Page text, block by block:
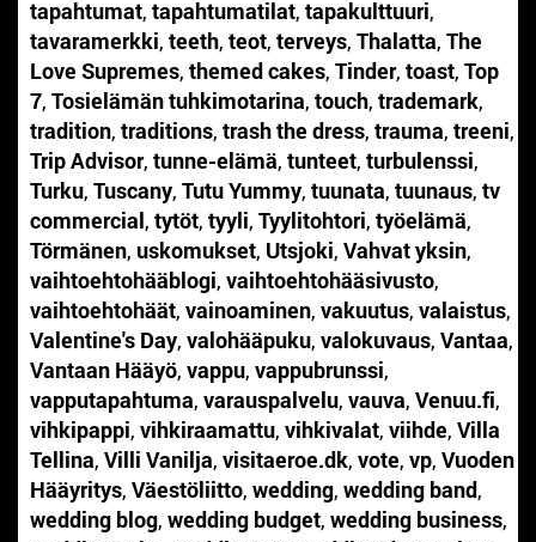
tapahtumat, tapahtumatilat, tapakulttuuri,
tavaramerkki, teeth, teot, terveys, Thalatta, The
Love Supremes, themed cakes, Tinder, toast, Top
7, Tosielämän tuhkimotarina, touch, trademark,
tradition, traditions, trash the dress, trauma, treeni,
Trip Advisor, tunne-elämä, tunteet, turbulenssi,
Turku, Tuscany, Tutu Yummy, tuunata, tuunaus, tv
commercial, tytöt, tyyli, Tyylitohtori, työelämä,
Törmänen, uskomukset, Utsjoki, Vahvat yksin,
vaihtoehtohääblogi, vaihtoehtohääsivusto,
vaihtoehtohäät, vainoaminen, vakuutus, valaistus,
Valentine's Day, valohääpuku, valokuvaus, Vantaa,
Vantaan Hääyö, vappu, vappubrunssi,
vapputapahtuma, varauspalvelu, vauva, Venuu.fi,
vihkipappi, vihkiraamattu, vihkivalat, viihde, Villa
Tellina, Villi Vanilja, visitaeroe.dk, vote, vp, Vuoden
Hääyritys, Väestöliitto, wedding, wedding band,
wedding blog, wedding budget, wedding business,